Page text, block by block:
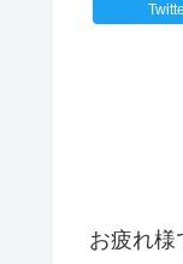
お疲れ様